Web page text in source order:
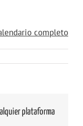
completo
plataforma